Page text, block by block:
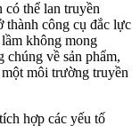
có thể lan truyền
thành công cụ đắc lực
không mong
về sản phẩm,
môi trường truyền
hợp các yếu tố